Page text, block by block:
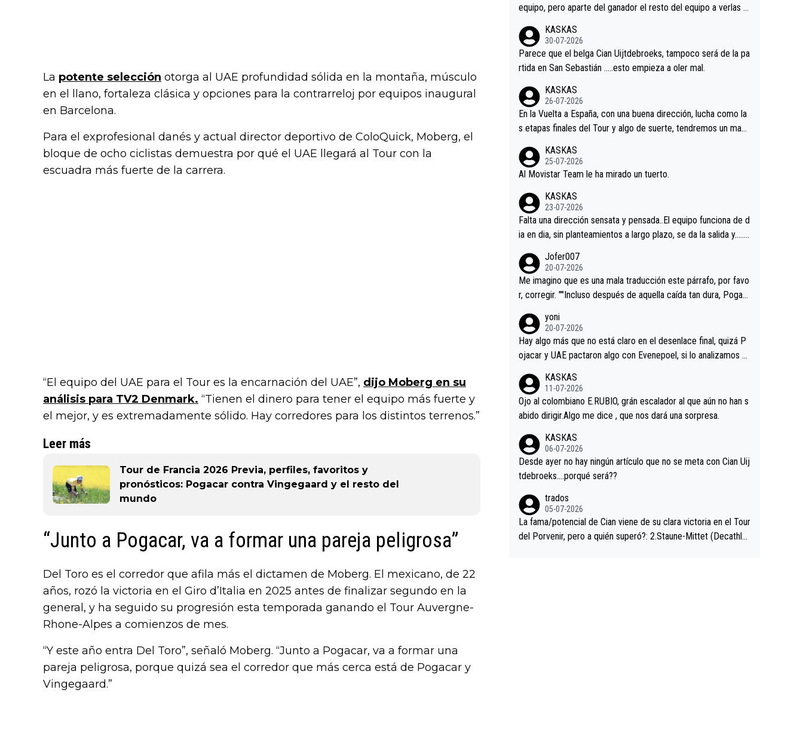
La potente selección otorga al UAE profundidad sólida en la montaña, músculo
en el llano, fortaleza clásica y opciones para la contrarreloj por equipos inaugural
en Barcelona.
Para el exprofesional danés y actual director deportivo de ColoQuick, Moberg, el
bloque de ocho ciclistas demuestra por qué el UAE llegará al Tour con la
escuadra más fuerte de la carrera.
“El equipo del UAE para el Tour es la encarnación del UAE”, dijo Moberg en su
análisis para TV2 Denmark. “Tienen el dinero para tener el equipo más fuerte y
el mejor, y es extremadamente sólido. Hay corredores para los distintos terrenos.”
Leer más
Tour de Francia 2026 Previa, perfiles, favoritos y
pronósticos: Pogacar contra Vingegaard y el resto del
mundo
“Junto a Pogacar, va a formar una pareja peligrosa”
Del Toro es el corredor que afila más el dictamen de Moberg. El mexicano, de 22
años, rozó la victoria en el Giro d’Italia en 2025 antes de finalizar segundo en la
general, y ha seguido su progresión esta temporada ganando el Tour Auvergne-
Rhone-Alpes a comienzos de mes.
“Y este año entra Del Toro”, señaló Moberg. “Junto a Pogacar, va a formar una
pareja peligrosa, porque quizá sea el corredor que más cerca está de Pogacar y
Vingegaard.”
equipo, pero aparte del ganador el resto del equipo a verlas v
es.La única buena noticia es la mejoría de Enric Más en San S
ebastian.Si en la Vuelta a Burgos sigue la mejoría, podríamos t
ener alguna sorpresa en la Vuelta.Ojalá.
KASKAS
30-07-2026
Parece que el belga Cian Uijtdebroeks, tampoco será de la pa
rtida en San Sebastián …..esto empieza a oler mal.
KASKAS
26-07-2026
En la Vuelta a España, con una buena dirección, lucha como la
s etapas finales del Tour y algo de suerte, tendremos un magn
KASKAS
25-07-2026
Al Movistar Team le ha mirado un tuerto.
KASKAS
23-07-2026
Falta una dirección sensata y pensada..El equipo funciona de d
ia en dia, sin planteamientos a largo plazo, se da la salida y…..v
a, Minguez, Velez etc etc.Me da pena vivir estos momentos t
an tristes sin victorias.
Jofer007
20-07-2026
Me imagino que es una mala traducción este párrafo, por favo
r, corregir. ""Incluso después de aquella caída tan dura, Pogac
rd permaneció pegado a su rueda. Parecía increíble la forma
en la que era capaz de controlar el miedo", recordó."
yoni
20-07-2026
Hay algo más que no está claro en el desenlace final, quizá P
ojacar y UAE pactaron algo con Evenepoel, si lo analizamos P
casi sin pedalear, luego está el saludo con Evenepoel dándose
la mano de una manera muy fraternal, más allá de los típicos t
oques en el hombro con que saludaba a Vingegard. Ahí hubo u
o aprieta, a ver si por querer poner a Del Toro con calzador e
n posición de podio UAE y Pojacar se van complicar el tour.
KASKAS
11-07-2026
Ojo al colombiano E.RUBIO, grán escalador al que aún no han s
abido dirigir.Algo me dice , que nos dará una sorpresa.
KASKAS
06-07-2026
Desde ayer no hay ningún artículo que no se meta con Cian Uij
tdebroeks….porqué será??
trados
05-07-2026
La fama/potencial de Cian viene de su clara victoria en el Tour
del Porvenir, pero a quién superó?: 2.Staune-Mittet (Decathlo